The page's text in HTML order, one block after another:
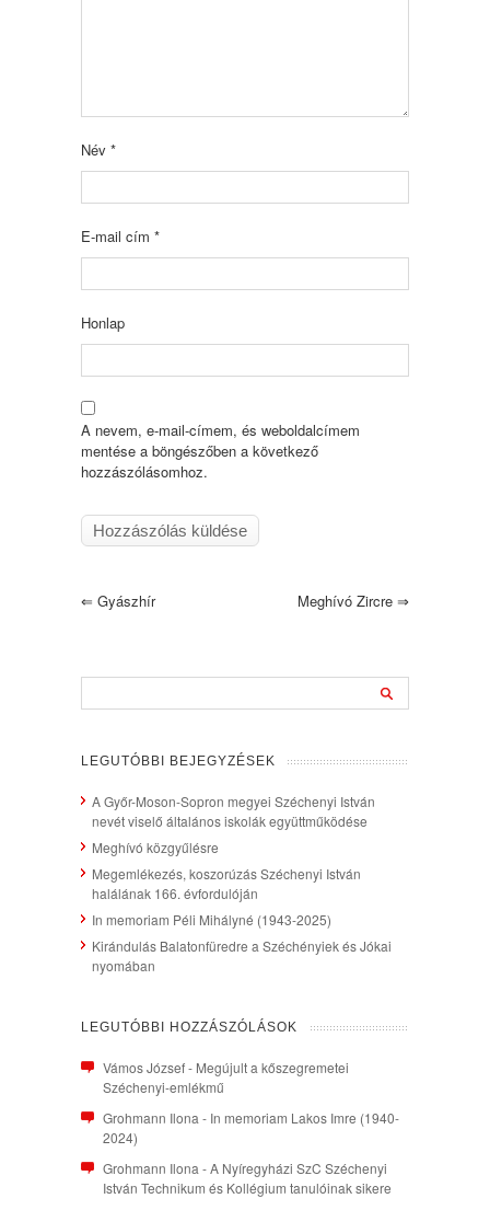
Név *
E-mail cím *
Honlap
A nevem, e-mail-címem, és weboldalcímem
mentése a böngészőben a következő
hozzászólásomhoz.
⇐ Gyászhír Meghívó Zircre ⇒
LEGUTÓBBI BEJEGYZÉSEK
A Győr-Moson-Sopron megyei Széchenyi István
nevét viselő általános iskolák együttműködése
Meghívó közgyűlésre
Megemlékezés, koszorúzás Széchenyi István
halálának 166. évfordulóján
In memoriam Péli Mihályné (1943-2025)
Kirándulás Balatonfüredre a Széchényiek és Jókai
nyomában
LEGUTÓBBI HOZZÁSZÓLÁSOK
Vámos József- Megújult a kőszegremetei
Széchenyi-emlékmű
Grohmann Ilona - In memoriam Lakos Imre (1940-
2024)
Grohmann Ilona -A Nyíregyházi SzC Széchenyi
István Technikum és Kollégium tanulóinak sikere